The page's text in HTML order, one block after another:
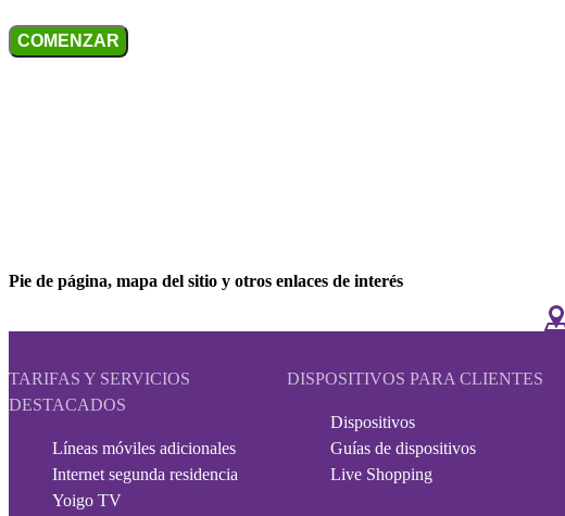
COMENZAR
Pie de página, mapa del sitio y otros enlaces de interés
TARIFAS Y SERVICIOS
DESTACADOS
Líneas móviles adicionales
Internet segunda residencia
Yoigo TV
DISPOSITIVOS PARA CLIENTES
Dispositivos
Guías de dispositivos
Live Shopping